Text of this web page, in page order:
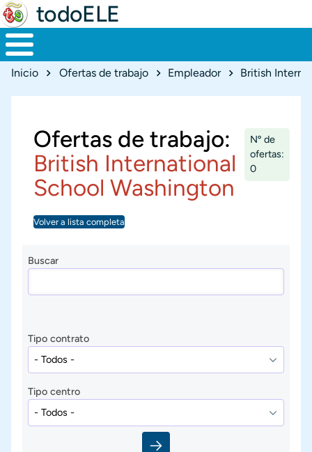
todoELE
Ruta de navegación
Inicio Ofertas de trabajo Empleador British
Ofertas de trabajo:
British International
School Washington
Nº de
ofertas:
0
Volver a lista completa
Buscar
Tipo contrato
Tipo centro